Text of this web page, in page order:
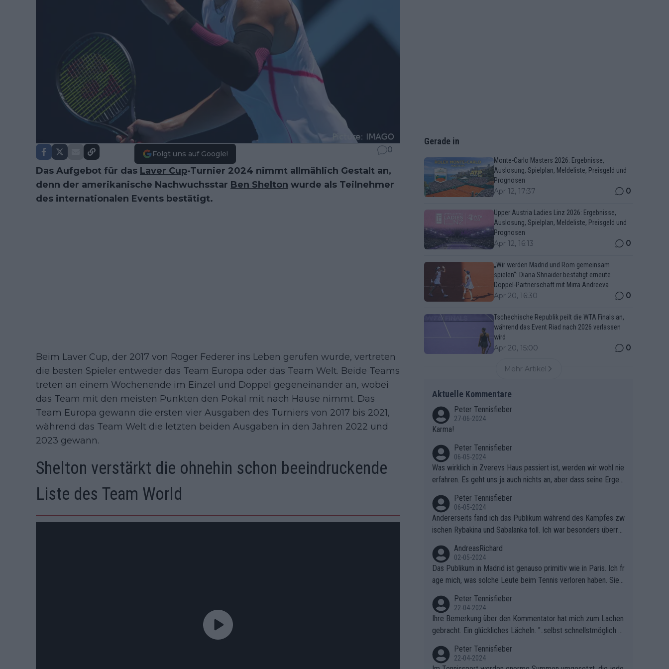
Folgt uns auf Google! 0
Das Aufgebot für das Laver Cup-Turnier 2024 nimmt allmählich Gestalt an,
denn der amerikanische Nachwuchsstar Ben Shelton wurde als Teilnehmer
des internationalen Events bestätigt.
Beim Laver Cup, der 2017 von Roger Federer ins Leben gerufen wurde, vertreten
die besten Spieler entweder das Team Europa oder das Team Welt. Beide Teams
treten an einem Wochenende im Einzel und Doppel gegeneinander an, wobei
das Team mit den meisten Punkten den Pokal mit nach Hause nimmt. Das
Team Europa gewann die ersten vier Ausgaben des Turniers von 2017 bis 2021,
während das Team Welt die letzten beiden Ausgaben in den Jahren 2022 und
2023 gewann.
Shelton verstärkt die ohnehin schon beeindruckende
Liste des Team World
Gerade in
Monte-Carlo Masters 2026: Ergebnisse,
Auslosung, Spielplan, Meldeliste, Preisgeld und
Prognosen
Apr 12, 17:37 0
Upper Austria Ladies Linz 2026: Ergebnisse,
Auslosung, Spielplan, Meldeliste, Preisgeld und
Prognosen
Apr 12, 16:13 0
„Wir werden Madrid und Rom gemeinsam
spielen“: Diana Shnaider bestätigt erneute
Doppel-Partnerschaft mit Mirra Andreeva
Apr 20, 16:30 0
Tschechische Republik peilt die WTA Finals an,
während das Event Riad nach 2026 verlassen
wird
Apr 20, 15:00 0
Mehr Artikel
Aktuelle Kommentare
Peter Tennisfieber
27-06-2024
Karma!
Peter Tennisfieber
06-05-2024
Was wirklich in Zverevs Haus passiert ist, werden wir wohl nie
erfahren. Es geht uns ja auch nichts an, aber dass seine Ergeb
Peter Tennisfieber
06-05-2024
Andererseits fand ich das Publikum während des Kampfes zw
ischen Rybakina und Sabalanka toll. Ich war besonders überras
AndreasRichard
02-05-2024
Das Publikum in Madrid ist genauso primitiv wie in Paris. Ich fr
age mich, was solche Leute beim Tennis verloren haben. Sie s
ben.
Peter Tennisfieber
22-04-2024
Ihre Bemerkung über den Kommentator hat mich zum Lachen
gebracht. Ein glückliches Lächeln. "..selbst schnellstmöglich na
Peter Tennisfieber
22-04-2024